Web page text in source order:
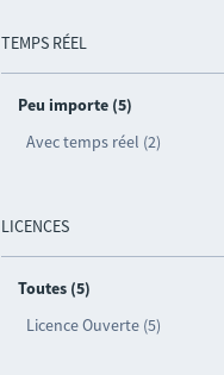
TEMPS RÉEL
Peu importe (5)
Avec temps réel (2)
LICENCES
Toutes (5)
Licence Ouverte (5)